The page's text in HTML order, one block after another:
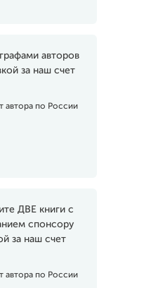
авторов
за наш счет
автора по России
ДВЕ книги с
спонсору
за наш счет
автора по России